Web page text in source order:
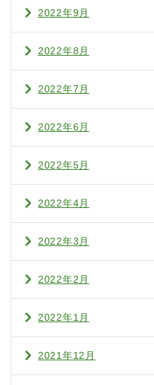
2022年9月
2022年8月
2022年7月
2022年6月
2022年5月
2022年4月
2022年3月
2022年2月
2022年1月
2021年12月